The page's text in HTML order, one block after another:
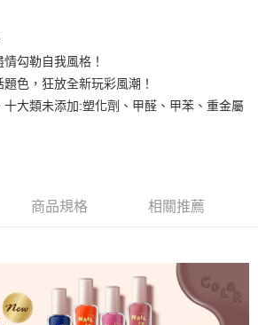
含以上)免運費
使用7-11取貨付款配送，請使用全家
勾勒自我風格！
色，狂放全新玩彩風潮！
十大類未添加:塑化劑、甲醛、甲苯、重金屬
商品規格 相關推薦